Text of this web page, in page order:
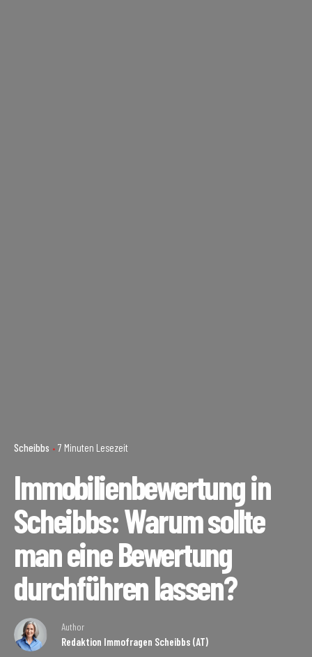
Scheibbs 7 Minuten Lesezeit
Immobilienbewertung in
Scheibbs: Warum sollte
man eine Bewertung
durchführen lassen?
Author
Redaktion Immofragen Scheibbs (AT)